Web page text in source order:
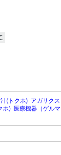
(トクホ) アガリクス
ホ) 医療機器（ゲルマ